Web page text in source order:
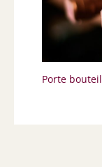
Porte